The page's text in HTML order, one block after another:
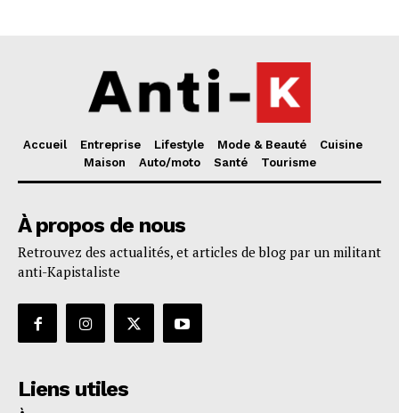
Accueil Entreprise Lifestyle Mode & Beauté
Cuisine
Maison
Auto/moto Santé Tourisme
À propos de nous
Retrouvez des actualités, et articles de blog par un militant
anti-Kapistaliste
Liens utiles